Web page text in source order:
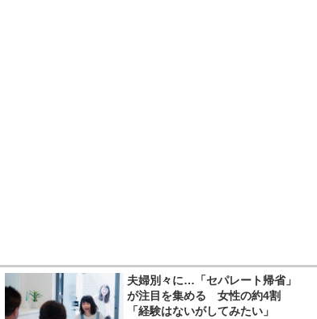
夫婦別々に…「セパレート帰省」
が注目を集める 女性の約4割
「経験はないがしてみたい」